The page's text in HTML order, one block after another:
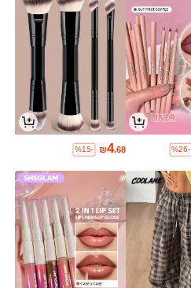
%26-
₪4.68
%15-